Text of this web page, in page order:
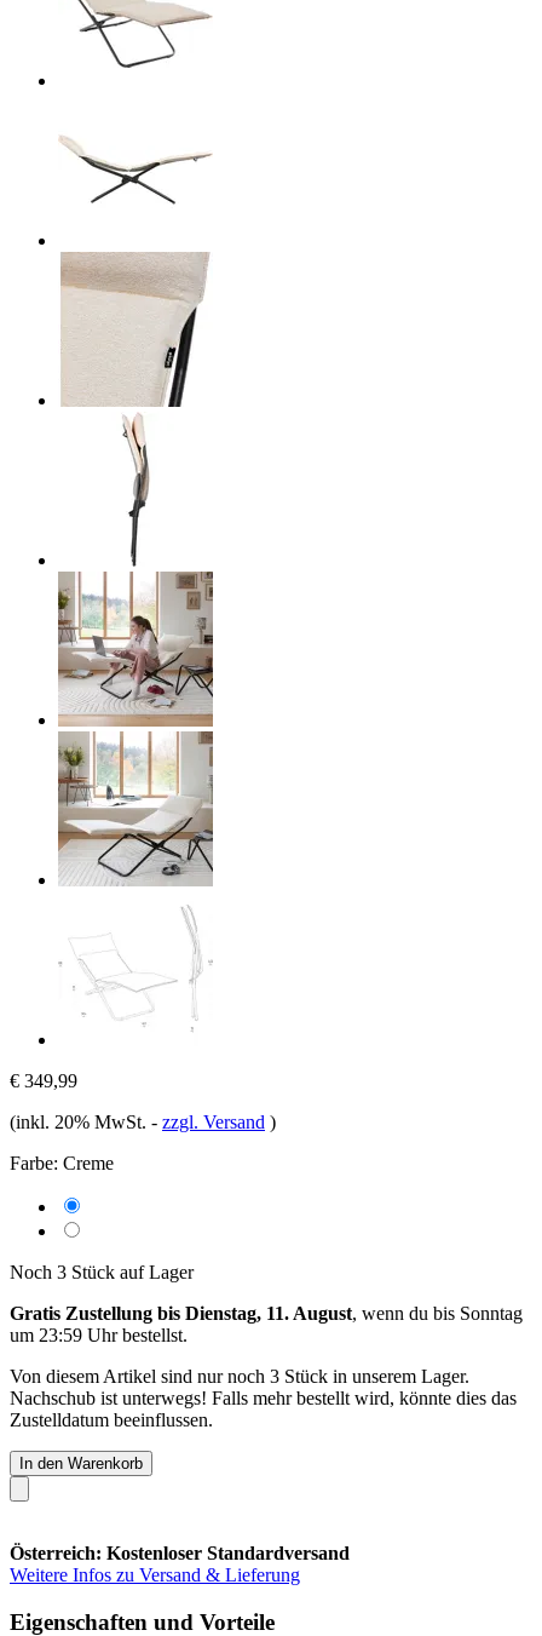
€ 349,99
(inkl. 20% MwSt. - zzgl. Versand )
Farbe: Creme
Noch 3 Stück auf Lager
Gratis Zustellung bis Dienstag, 11. August, wenn du bis Sonntag
um 23:59 Uhrbestellst.
Von diesem Artikel sind nur noch 3 Stück in unserem Lager.
Nachschub ist unterwegs! Falls mehr bestellt wird, könnte dies das
Zustelldatum beeinflussen.
In den Warenkorb
Österreich: Kostenloser Standardversand
Weitere Infos zu Versand & Lieferung
Eigenschaften und Vorteile